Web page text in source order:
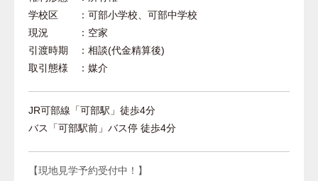
学校区 ：可部小学校、可部中学校
現況 ：空家
引渡時期 ：相談(代金精算後)
取引態様 ：媒介
JR可部線「可部駅」徒歩4分
バス「可部駅前」バス停 徒歩4分
【現地見学予約受付中！】